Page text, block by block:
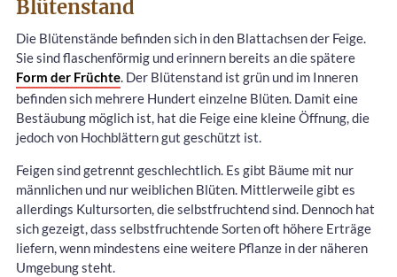
Blütenstand
Die Blütenstände befinden sich in den Blattachsen der Feige.
Sie sind flaschenförmig und erinnern bereits an die spätere
Form der Früchte . Der Blütenstand ist grün und im Inneren
befinden sich mehrere Hundert einzelne Blüten. Damit eine
Bestäubung möglich ist, hat die Feige eine kleine Öffnung, die
jedoch von Hochblättern gut geschützt ist.
Feigen sind getrennt geschlechtlich. Es gibt Bäume mit nur
männlichen und nur weiblichen Blüten. Mittlerweile gibt es
allerdings Kultursorten, die selbstfruchtend sind. Dennoch hat
sich gezeigt, dass selbstfruchtende Sorten oft höhere Erträge
liefern, wenn mindestens eine weitere Pflanze in der näheren
Umgebung steht.